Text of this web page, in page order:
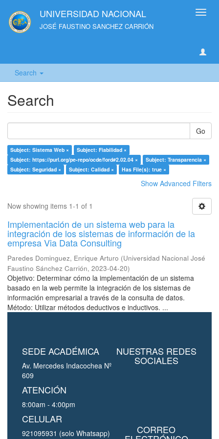
UNIVERSIDAD NACIONAL
JOSÉ FAUSTINO SANCHEZ CARRIÓN
Search
Search
Go
Subject: Sistema Web ×
Subject: Fiabilidad ×
Subject: https://purl.org/pe-repo/ocde/ford#2.02.04 ×
Subject: Transparencia ×
Subject: Seguridad ×
Subject: Calidad × Has File(s): true ×
Show Advanced Filters
Now showing items 1-1 of 1
Implementación de un sistema web para la
integración de los sistemas de información de la
empresa Via Data Consulting
Paredes Dominguez, Enrique Arturo (Universidad Nacional José
Faustino Sánchez Carrión, 2023-04-20)
Objetivo: Determinar cómo la implementación de un sistema
basado en la web permite la integración de los sistemas de
información empresarial a través de la consulta de datos.
Método: Utilizar métodos deductivos e inductivos. ...
SEDE ACADÉMICA
Av. Mercedes Indacochea Nº
609
ATENCIÓN
8:00am - 4:00pm
CELULAR
921095931 (solo Whatsapp)
NUESTRAS REDES
SOCIALES
CORREO